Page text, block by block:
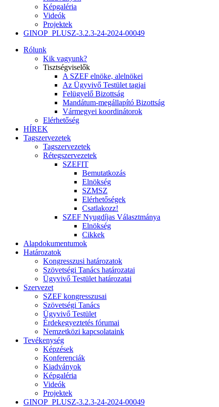
Képgaléria
Videók
Projektek
GINOP_PLUSZ-3.2.3-24-2024-00049
Rólunk
Kik vagyunk?
Tisztségviselők
A SZEF elnöke, alelnökei
Az Ügyvivő Testület tagjai
Felügyelő Bizottság
Mandátum-megállapító Bizottság
Vármegyei koordinátorok
Elérhetőség
HÍREK
Tagszervezetek
Tagszervezetek
Rétegszervezetek
SZEFIT
Bemutatkozás
Elnökség
SZMSZ
Elérhetőségek
Csatlakozz!
SZEF Nyugdíjas Választmánya
Elnökség
Cikkek
Alapdokumentumok
Határozatok
Kongresszusi határozatok
Szövetségi Tanács határozatai
Ügyvivő Testület határozatai
Szervezet
SZEF kongresszusai
Szövetségi Tanács
Ügyvivő Testület
Érdekegyeztetés fórumai
Nemzetközi kapcsolataink
Tevékenység
Képzések
Konferenciák
Kiadványok
Képgaléria
Videók
Projektek
GINOP_PLUSZ-3.2.3-24-2024-00049